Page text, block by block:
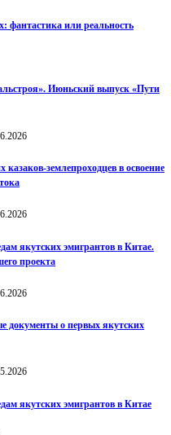
фантастика или реальность
Июньский выпуск «Пути
землепроходцев в освоение
якутских эмигрантов в Китае.
проекта
документы о первых якутских
якутских эмигрантов в Китае